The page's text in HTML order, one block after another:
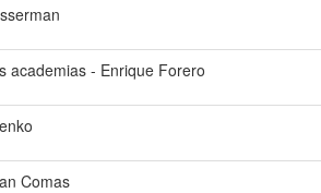
academias - Enrique Forero
Comas